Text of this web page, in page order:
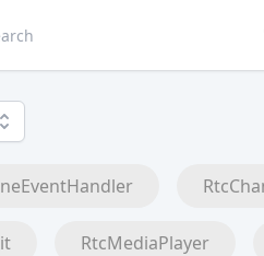
RtcMediaPlayer